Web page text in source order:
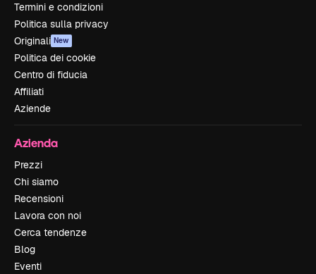
Termini e condizioni
Politica sulla privacy
Originali New
Politica dei cookie
Centro di fiducia
Affiliati
Aziende
Azienda
Prezzi
Chi siamo
Recensioni
Lavora con noi
Cerca tendenze
Blog
Eventi